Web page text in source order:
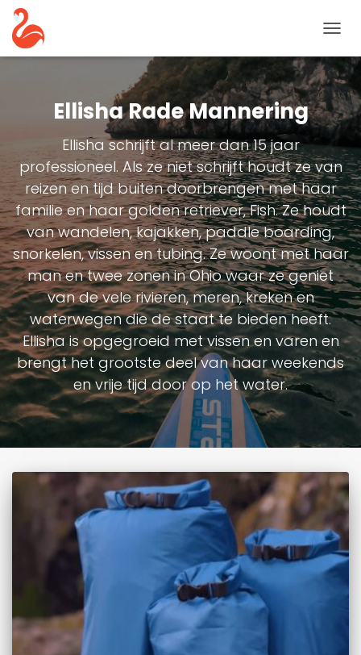
Ellisha Rade Mannering
Ellisha schrijft al meer dan 15 jaar
professioneel. Als ze niet schrijft houdt ze van
reizen en tijd buiten doorbrengen met haar
familie en haar golden retriever, Fish. Ze houdt
van wandelen, kajakken, paddle boarding,
snorkelen, vissen en tubing. Ze woont met haar
man en twee zonen in Ohio waar ze geniet
van de vele rivieren, meren, kreken en
waterwegen die de staat te bieden heeft.
Ellisha is opgegroeid met vissen en varen en
brengt het grootste deel van haar weekends
en vrije tijd door op het water.